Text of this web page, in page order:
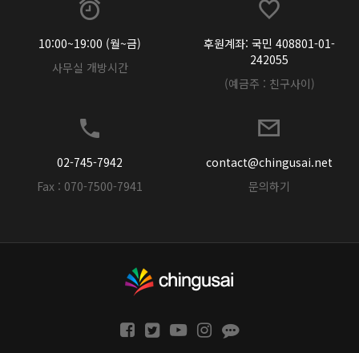
10:00~19:00 (월~금)
사무실 개방시간
후원계좌: 국민 408801-01-
242055
(예금주 : 친구사이)
02-745-7942
Fax : 070-7500-7941
contact@chingusai.net
문의하기